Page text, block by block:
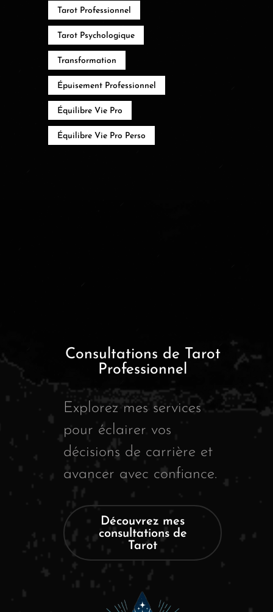
Tarot Professionnel
Tarot Psychologique
Transformation
Épuisement Professionnel
Équilibre Vie Pro
Équilibre Vie Pro Perso
Consultations de Tarot
Professionnel
Explorez mes services
pour éclairer vos
décisions de carrière et
avancer avec confiance.
Découvrez mes
consultations de
Tarot